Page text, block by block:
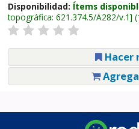
Disponibilidad: Ítems
topográfica: 621.374.5/A282/v.1
Hacer